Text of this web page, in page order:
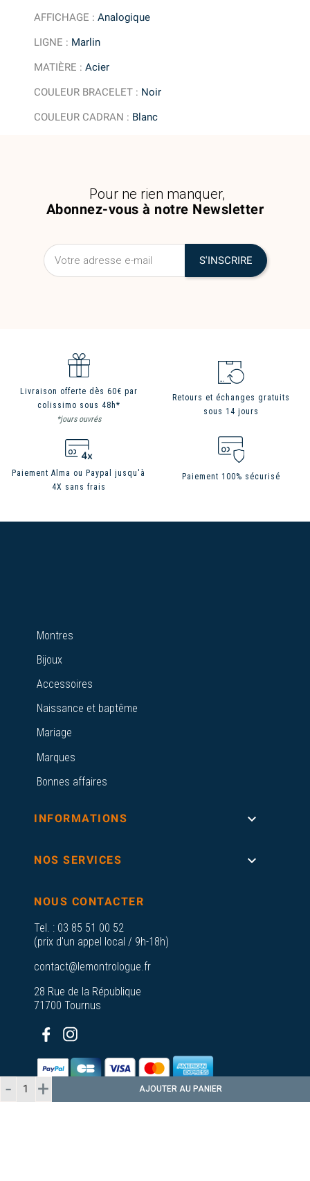
AFFICHAGE :Analogique
LIGNE : Marlin
MATIÈRE :Acier
COULEUR BRACELET : Noir
COULEUR CADRAN : Blanc
AJOUTER AU PANIER
Abonnez-vous à notre Newsletter
Pour ne rien manquer,
Livraison offerte dès 60€ par
colissimo sous 48h*
*jours ouvrés
Retours et échanges gratuits
sous 14 jours
Paiement Alma ou Paypal jusqu'à
4X sans frais
Paiement 100% sécurisé
Montres
Bijoux
Accessoires
Naissance et baptême
Mariage
Marques
Bonnes affaires
INFORMATIONS 
NOS SERVICES 
NOUS CONTACTER
Tel. : 03 85 51 00 52
(prix d'un appel local / 9h-18h)
contact@lemontrologue.fr
28 Rue de la République
71700 Tournus